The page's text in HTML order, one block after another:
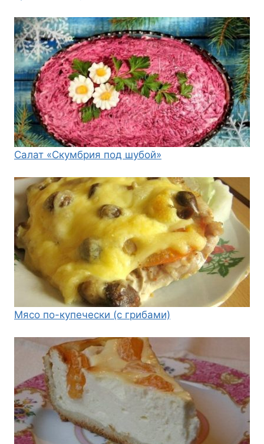
Салат «Скумбрия под шубой»
Мясо по-купечески (с грибами)